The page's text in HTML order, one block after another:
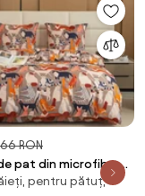
66 RON
pat din microfibra
colorată
pentru pătuț,